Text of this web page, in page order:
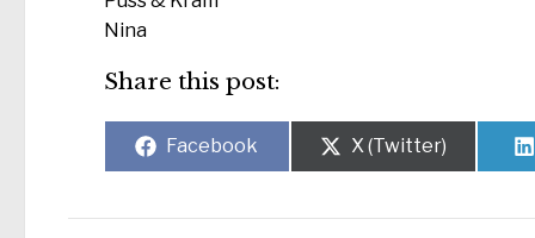
Nina
Share this post:
Dela
Facebook
Dela
på
X (Twitter)